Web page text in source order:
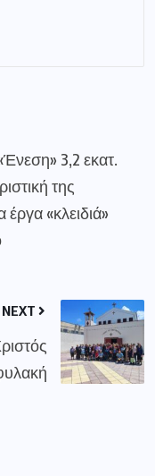
3,2 εκατ.
της
«κλειδιά»
NEXT